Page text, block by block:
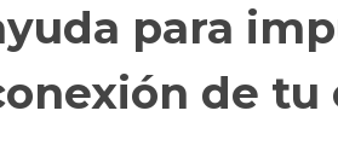
para
de tu